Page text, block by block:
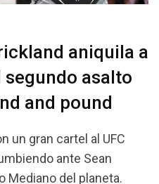
aniquila a
segundo asalto
and pound
un gran cartel al UFC
ante Sean
Mediano del planeta.